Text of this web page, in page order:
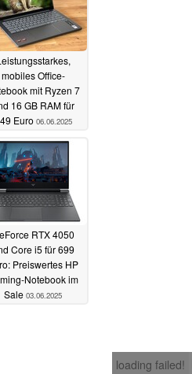
mobiles Office-
mit Ryzen 7
16 GB RAM für
Euro 06.06.2025
RTX 4050
Core i5 für 699
Preiswertes HP
Notebook im
Sale 03.06.2025
loading failed!